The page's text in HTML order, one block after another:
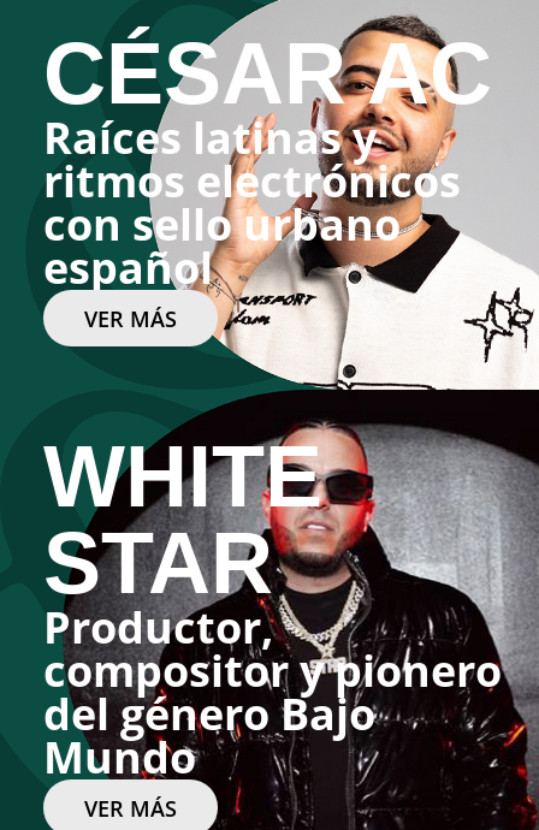
CÉSAR AC
Raíces latinas y
ritmos electrónicos
con sello urbano
español
VER MÁS
WHITE
STAR
Productor,
compositor y pionero
del género Bajo
Mundo
VER MÁS